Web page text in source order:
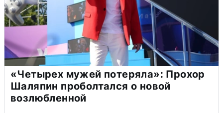
«Четырех мужей потеряла»: Прохор
Шаляпин проболтался о новой
возлюбленной